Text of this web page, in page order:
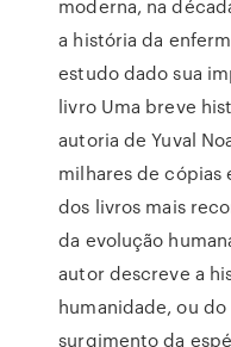
moderna, na
a história da
estudo dado sua
livro Uma breve
autoria de Yuval
milhares de cópias
dos livros mais
da evolução
autor descreve a
humanidade, ou
surgimento da